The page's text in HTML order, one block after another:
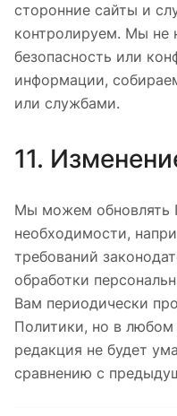
сторонние сайты и
контролируем. Мы не
безопасность или
информации,
или службами.
11.
Мы можем обновлять
необходимости,
требований
обработки
Вам периодически
Политики, но в любом
редакция не будет
сравнению с